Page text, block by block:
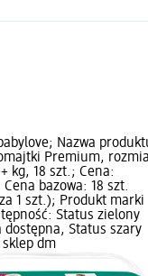
Nazwa
Premium,
kg, 18 szt.; Cena:
Cena bazowa: 18 szt.
1 szt.); Produkt marki
Status zielony
dostępna, Status szary
dm